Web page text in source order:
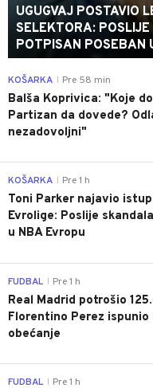
UGUGVAJ POSTAVIO
SELEKTORA:
POTPISAN POSEBAN
KOŠARKA Pre 58 min
Balša Koprivica: "Koje
Partizan da dovede?
nezadovoljni"
KOŠARKA Pre 1 h
Toni Parker najavio
Evrolige: Poslije
u NBA Evropu
FUDBAL Pre 1 h
Real Madrid potrošio
Florentino Perez
obećanje
FUDBAL Pre 1 h